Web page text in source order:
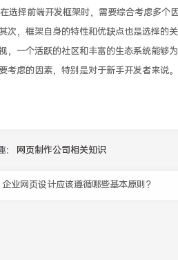
择前端开发框架时，需要综合考虑多个因
次，框架自身的特性和优缺点也是选择的
，一个活跃的社区和丰富的生态系统能够
考虑的因素，特别是对于新手开发者来说。
： 网页制作公司相关知识
企业网页设计应该遵循哪些基本原则？